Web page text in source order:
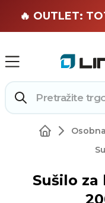
🏄
🔥 OUTLET:
Sušilo za